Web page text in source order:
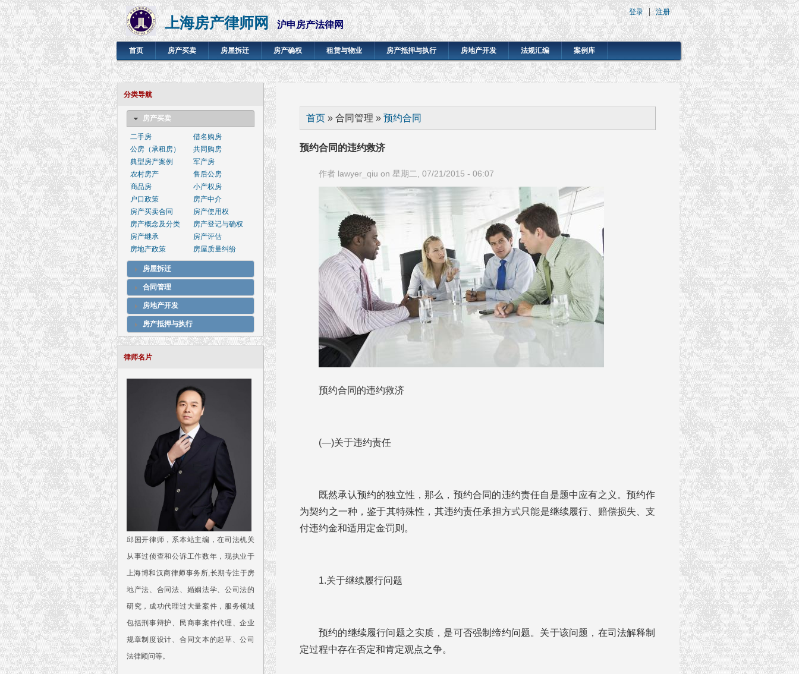
上海房产律师网 沪申房产法律网
登录 注册
首页 房产买卖 房屋拆迁 房产确权 租赁与物业 房产抵押与执行 房地产开发 法规汇编 案例库
分类导航
房产买卖
二手房
借名购房
公房（承租房）
共同购房
典型房产案例
军产房
农村房产
售后公房
商品房
小产权房
户口政策
房产中介
房产买卖合同
房产使用权
房产概念及分类
房产登记与确权
房产继承
房产评估
房地产政策
房屋质量纠纷
房屋拆迁
合同管理
房地产开发
房产抵押与执行
律师名片
邱国开律师，系本站主编，在司法机关
从事过侦查和公诉工作数年，现执业于
上海博和汉商律师事务所,长期专注于房
地产法、合同法、婚姻法学、公司法的
研究，成功代理过大量案件，服务领域
包括刑事辩护、民商事案件代理、企业
规章制度设计、合同文本的起草、公司
法律顾问等。
你在这里
首页 » 合同管理 » 预约合同
预约合同的违约救济
作者 lawyer_qiu on 星期二, 07/21/2015 - 06:07
预约合同的违约救济
(—)关于违约责任
既然承认预约的独立性，那么，预约合同的违约责任自是题中应有之义。预约作
为契约之一种，鉴于其特殊性，其违约责任承担方式只能是继续履行、赔偿损失、支
付违约金和适用定金罚则。
1.关于继续履行问题
预约的继续履行问题之实质，是可否强制缔约问题。关于该问题，在司法解释制
定过程中存在否定和肯定观点之争。